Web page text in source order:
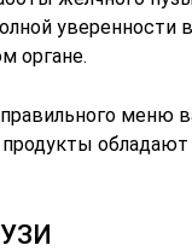
уверенности
органе.
меню
продукты